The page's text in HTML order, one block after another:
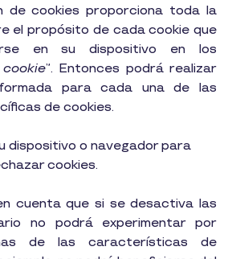
de cookies proporciona toda la
el propósito de cada cookie que
en su dispositivo en los
”. Entonces podrá realizar
para cada una de las
de cookies.
dispositivo o navegador para
cookies.
cuenta que si se desactiva las
no podrá experimentar por
de las características de